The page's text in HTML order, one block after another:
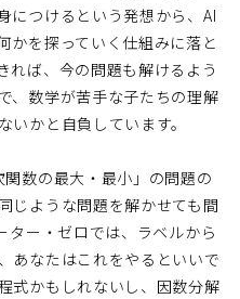
につけるという発想から、AI
かを探っていく仕組みに落と
れば、今の問題も解けるよう
、数学が苦手な子たちの理解
かと自負しています。
数の最大・最小」の問題の
じような問題を解かせても間
ター・ゼロでは、ラベルから
あなたはこれをやるといいで
式かもしれないし、因数分解